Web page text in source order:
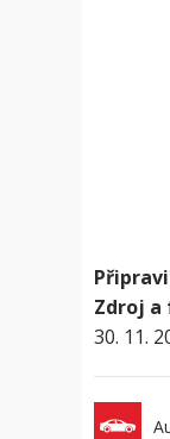
Zdroj
30. 11.